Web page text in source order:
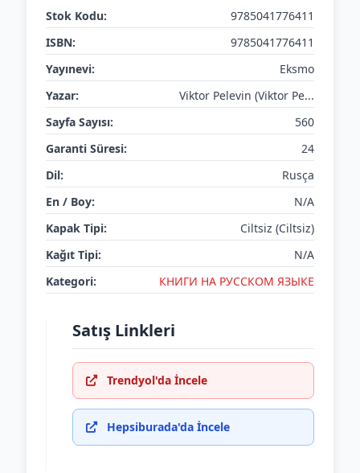
Stok Kodu:
9785041776411
ISBN:
9785041776411
Yayınevi:
Eksmo
Yazar:
Viktor Pelevin (Viktor Pe...
Sayfa Sayısı:
560
Garanti Süresi:
24
Dil:
Rusça
En / Boy:
N/A
Kapak Tipi:
Ciltsiz (Ciltsiz)
Kağıt Tipi:
N/A
Kategori:
КНИГИ НА РУССКОМ ЯЗЫКЕ
Satış Linkleri
Trendyol'da İncele
Hepsiburada'da İncele